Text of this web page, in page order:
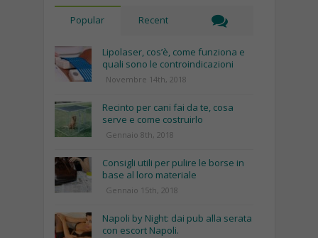
Popular Recent
Lipolaser, cos’è, come funziona e
quali sono le controindicazioni
Novembre 14th, 2018
Recinto per cani fai da te, cosa
serve e come costruirlo
Gennaio 8th, 2018
Consigli utili per pulire le borse in
base al loro materiale
Gennaio 15th, 2018
Napoli by Night: dai pub alla serata
con escort Napoli.